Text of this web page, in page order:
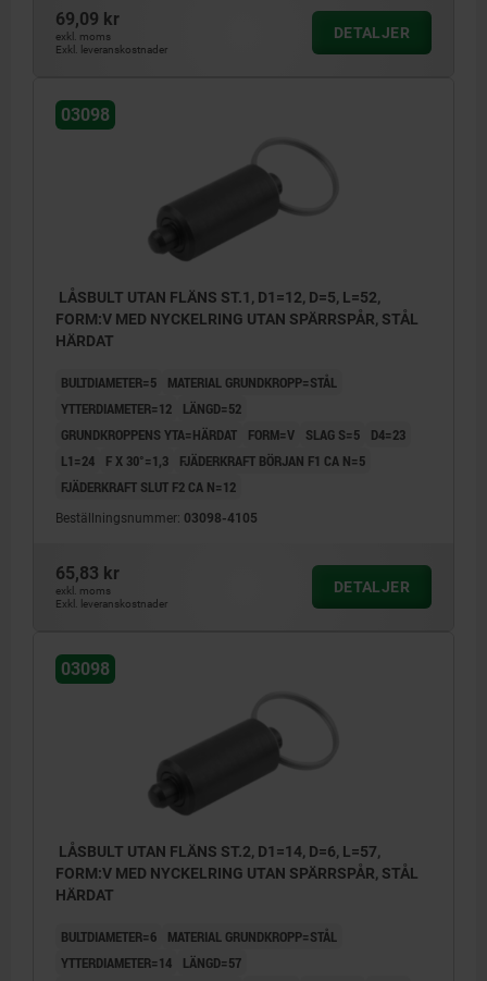
69,09 kr
exkl. moms
Exkl. leveranskostnader
DETALJER
03098
LÅSBULT UTAN FLÄNS ST.1, D1=12, D=5, L=52,
FORM:V MED NYCKELRING UTAN SPÄRRSPÅR, STÅL
HÄRDAT
BULTDIAMETER=5
MATERIAL GRUNDKROPP=STÅL
YTTERDIAMETER=12
LÄNGD=52
GRUNDKROPPENS YTA=HÄRDAT
FORM=V SLAG S=5
D4=23
L1=24
F X 30°=1,3
FJÄDERKRAFT BÖRJAN F1 CA N=5
FJÄDERKRAFT SLUT F2 CA N=12
Beställningsnummer: 03098-4105
65,83 kr
exkl. moms
Exkl. leveranskostnader
DETALJER
03098
LÅSBULT UTAN FLÄNS ST.2, D1=14, D=6, L=57,
FORM:V MED NYCKELRING UTAN SPÄRRSPÅR, STÅL
HÄRDAT
BULTDIAMETER=6
MATERIAL GRUNDKROPP=STÅL
YTTERDIAMETER=14
LÄNGD=57